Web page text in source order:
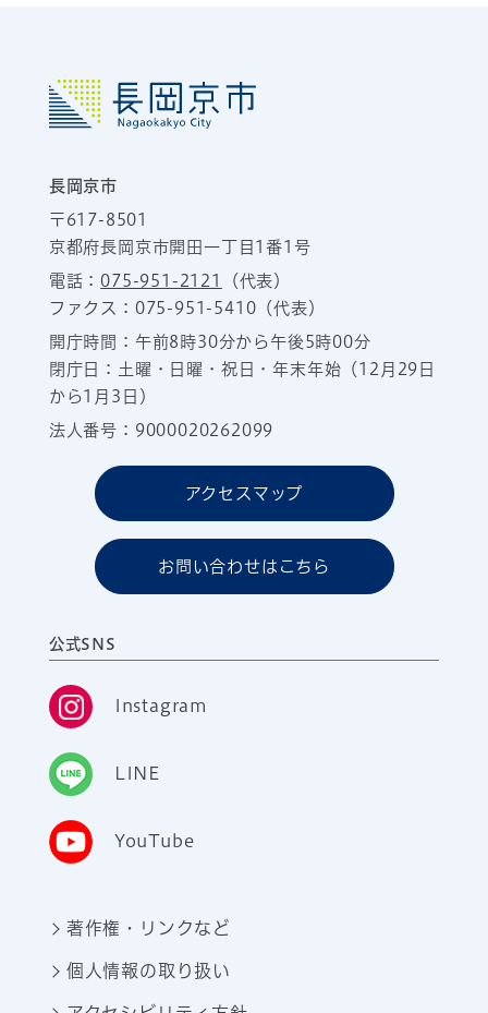
長岡京市
〒617-8501
京都府長岡京市開田一丁目1番1号
電話：075-951-2121
（代表）
ファクス：075-951-5410（代表）
開庁時間：午前8時30分から午後5時00分
閉庁日：土曜・日曜・祝日・年末年始（12月29日
から1月3日）
法人番号：9000020262099
アクセスマップ
お問い合わせはこちら
公式SNS
Instagram
LINE
YouTube
著作権・リンクなど
個人情報の取り扱い